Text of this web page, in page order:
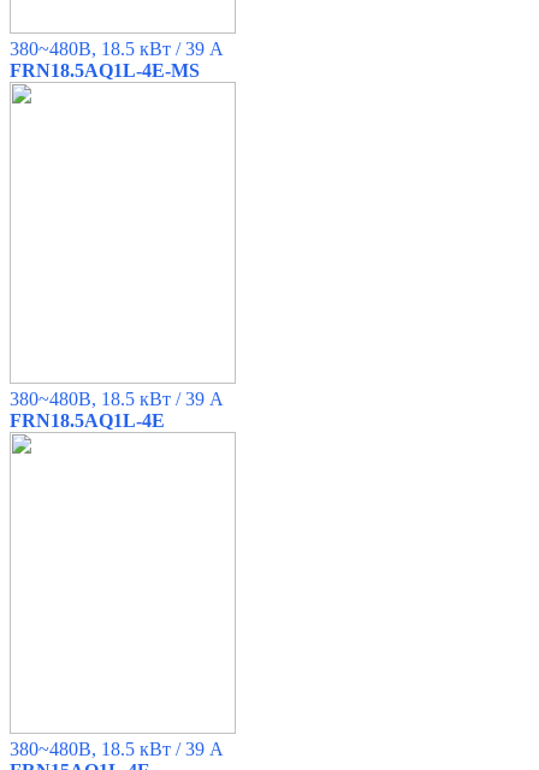
380~480B, 18.5 кВт / 39 A
FRN18.5AQ1L-4E-MS
380~480B, 18.5 кВт / 39 A
FRN18.5AQ1L-4E
380~480B, 18.5 кВт / 39 A